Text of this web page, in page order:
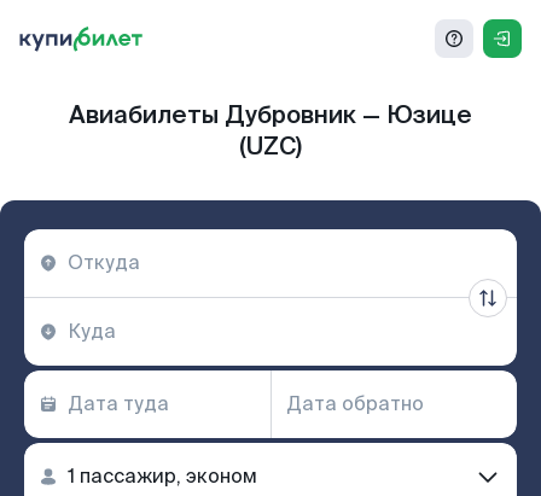
Авиабилеты Дубровник — Юзице
(UZC)